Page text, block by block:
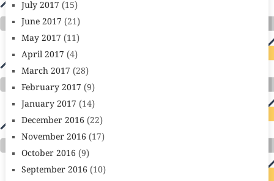
July 2017 (15)
June 2017 (21)
May 2017 (11)
April 2017 (4)
March 2017 (28)
February 2017 (9)
January 2017 (14)
December 2016 (22)
November 2016 (17)
October 2016 (9)
September 2016 (10)